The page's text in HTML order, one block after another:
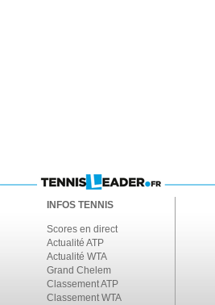
INFOS TENNIS
Scores en direct
Actualité ATP
Actualité WTA
Grand Chelem
Classement ATP
Classement WTA